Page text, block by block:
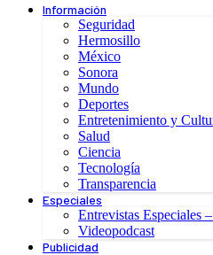
Información
Seguridad
Hermosillo
México
Sonora
Mundo
Deportes
Entretenimiento y
Salud
Ciencia
Tecnología
Transparencia
Especiales
Entrevistas Especiales
Videopodcast
Publicidad